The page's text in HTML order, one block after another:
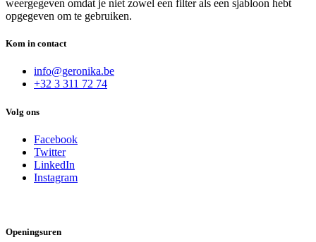
weergegeven omdat je niet zowel een filter als een sjabloon hebt
opgegeven om te gebruiken.
Kom in contact
info@geronika.be
+32 3 311 72 74
Volg ons
Facebook
Twitter
LinkedIn
Instagram
Openingsuren